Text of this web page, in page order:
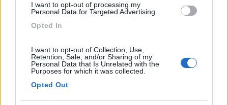
I want to opt-out of processing my
Personal Data for Targeted Advertising.
Opted In
I want to opt-out of Collection, Use,
Retention, Sale, and/or Sharing of my
Personal Data that Is Unrelated with the
Purposes for which it was collected.
Opted Out
Inserito il28/05/2018 alle:08:37:52
Il frigo e automatico la 220 alle altre prese arriva, il camper e icaro S7
mobilvetta,, solo alla presa del frigo non arriva la 220,,siccome il cavo
che e collegato alla presa e incassato non capisco da dove parte,
in teoria, tutti i cavi, partono dal magnetotermico
... ed anche in pratica.